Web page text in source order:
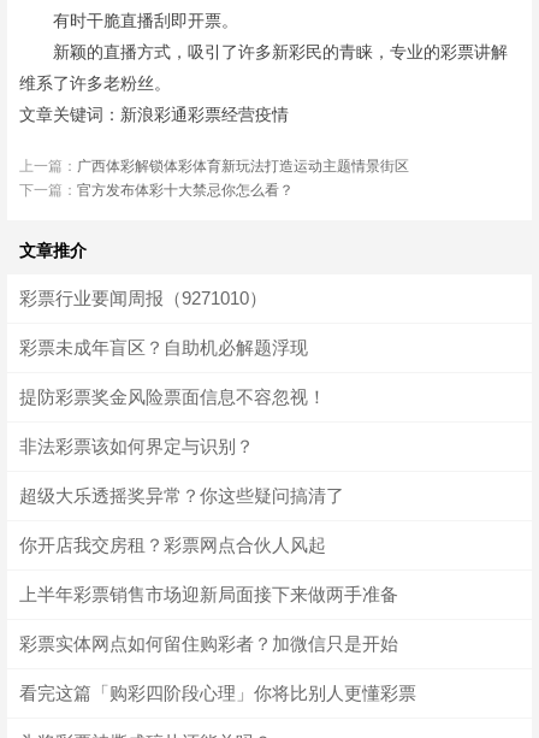
有时干脆直播刮即开票。
新颖的直播方式，吸引了许多新彩民的青睐，专业的彩票讲解
维系了许多老粉丝。
文章关键词： 新浪彩通彩票经营疫情
上一篇： 广西体彩解锁体彩体育新玩法打造运动主题情景街区
下一篇： 官方发布体彩十大禁忌你怎么看？
文章推介
彩票行业要闻周报（9271010）
彩票未成年盲区？自助机必解题浮现
提防彩票奖金风险票面信息不容忽视！
非法彩票该如何界定与识别？
超级大乐透摇奖异常？你这些疑问搞清了
你开店我交房租？彩票网点合伙人风起
上半年彩票销售市场迎新局面接下来做两手准备
彩票实体网点如何留住购彩者？加微信只是开始
看完这篇「购彩四阶段心理」你将比别人更懂彩票